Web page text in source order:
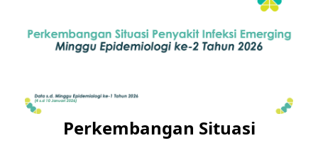
Perkembangan Situasi